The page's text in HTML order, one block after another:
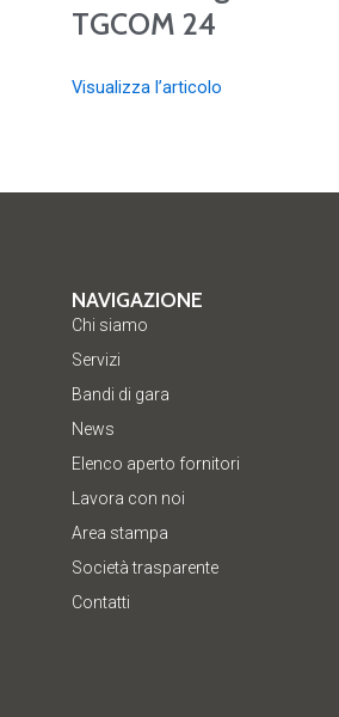
TGCOM 24
Visualizza l’articolo
NAVIGAZIONE
Chi siamo
Servizi
Bandi di gara
News
Elenco aperto fornitori
Lavora con noi
Area stampa
Società trasparente
Contatti